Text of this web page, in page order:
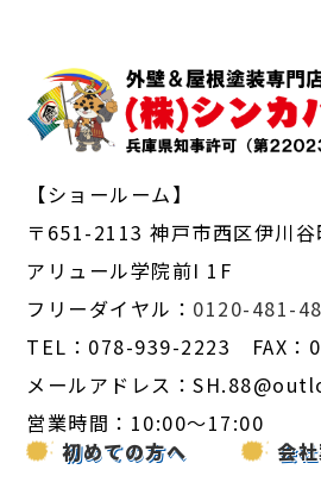
【ショールーム】
〒651-2113 神戸市西区伊川
アリュール学院前I 1F
フリーダイヤル： 0120-481-
TEL：078-939-2223 FAX：
メールアドレス：
営業時間：10:00～17:00
初めての方へ
会